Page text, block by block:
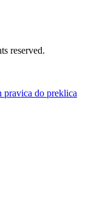
reserved.
pravica do preklica